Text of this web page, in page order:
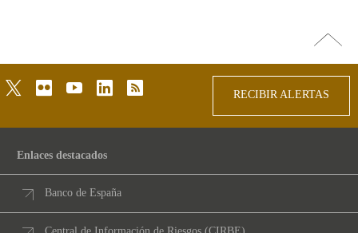
arriba
twitterflickr youtubelinkedinrss
RECIBIR ALERTAS
Enlaces destacados
Banco de España